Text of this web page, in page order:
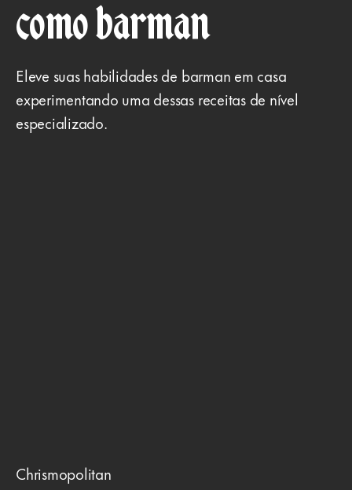
como barman
Eleve suas habilidades de barman em casa
experimentando uma dessas receitas de nível
especializado.
Chrismopolitan